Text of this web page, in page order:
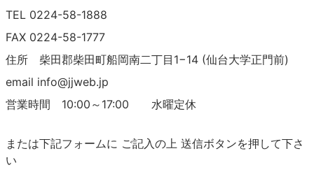
TEL 0224-58-1888
FAX 0224-58-1777
住所 柴田郡柴田町船岡南二丁目1−14 (仙台大学正門前)
email info@jjweb.jp
営業時間 10:00～17:00 水曜定休
または下記フォームに ご記入の上 送信ボタンを押して下さ
い